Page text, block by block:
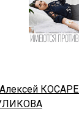
Алексей